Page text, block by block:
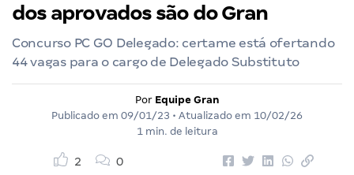
dos aprovados são do Gran
Concurso PC GO Delegado: certame está ofertando
44 vagas para o cargo de Delegado Substituto
Por Equipe Gran
Publicado em 09/01/23 • Atualizado em 10/02/26
1 min. de leitura
2 0